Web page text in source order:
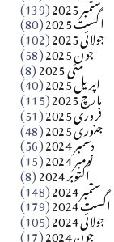
ظہیرالدین
اگست 2025 (80) جولائی 2025 (102) جون 2025 (58) مئی 2025 (8) اپریل 2025 (40) مارچ 2025 (115) فروری 2025 (51) جنوری 2025 (48) دسمبر 2024 (56) نومبر 2024 (15) اکتوبر 2024 (8) ستمبر 2024 (148) اگست 2024 (179) جولائی 2024 (105) جون 2024 (17)